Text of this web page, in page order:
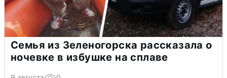
Семья из Зеленогорска рассказала о
ночевке в избушке на сплаве